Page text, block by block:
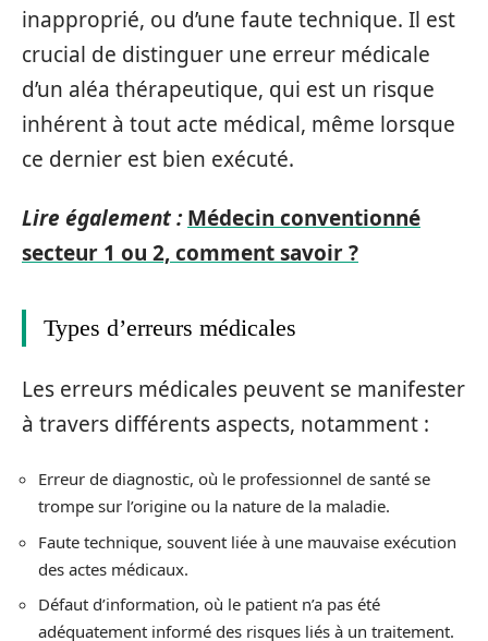
inapproprié, ou d’une faute technique. Il est
crucial de distinguer une erreur médicale
d’un aléa thérapeutique, qui est un risque
inhérent à tout acte médical, même lorsque
ce dernier est bien exécuté.
Lire également : Médecin conventionné
secteur 1 ou 2, comment savoir ?
Types d’erreurs médicales
Les erreurs médicales peuvent se manifester
à travers différents aspects, notamment :
Erreur de diagnostic, où le professionnel de santé se
trompe sur l’origine ou la nature de la maladie.
Faute technique, souvent liée à une mauvaise exécution
des actes médicaux.
Défaut d’information, où le patient n’a pas été
adéquatement informé des risques liés à un traitement.